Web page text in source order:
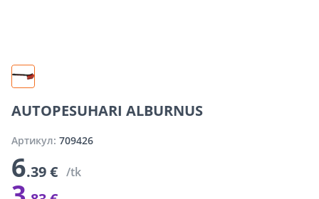
AUTOPESUHARI ALBURNUS
Артикул: 709426
6.39 € /tk